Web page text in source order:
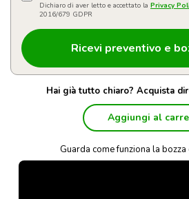
Dichiaro di aver letto e accettato la Privacy
2016/679 GDPR
Hai già tutto chiaro? Acquista
Aggiungi al
Guarda come funziona la